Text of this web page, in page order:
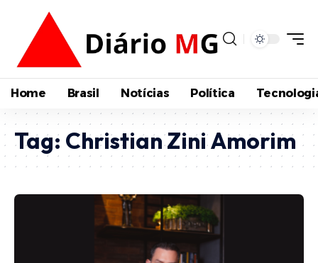
Home Brasil Notícias Política
Tag: Christian Zini Amorim